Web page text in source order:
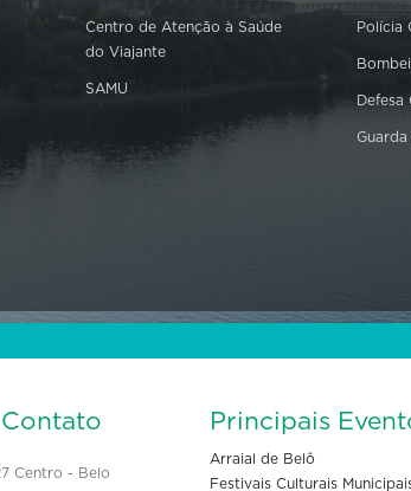
Centro de Atenção à Saúde
do Viajante
SAMU
Polícia
Defesa
Centro - Belo
Principais
Arraial de Belô
Festivais Culturais